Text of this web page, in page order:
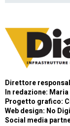
Direttore
In redazione:
Progetto grafico:
Web design: No
Social media